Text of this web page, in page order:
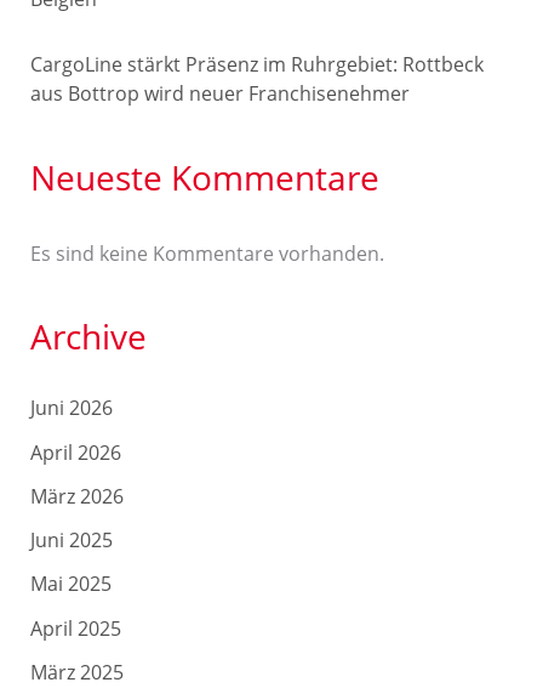
CargoLine stärkt Präsenz im Ruhrgebiet: Rottbeck
aus Bottrop wird neuer Franchisenehmer
Neueste Kommentare
Es sind keine Kommentare vorhanden.
Archive
Juni 2026
April 2026
März 2026
Juni 2025
Mai 2025
April 2025
März 2025